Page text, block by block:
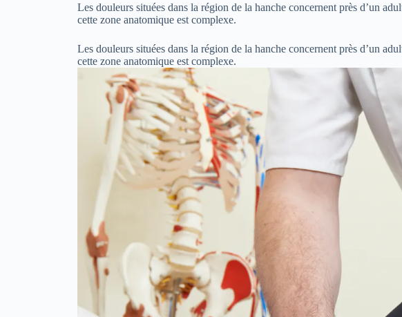
Les douleurs situées dans la région de la hanche concernent près d’un
cette zone anatomique est complexe.
Les douleurs situées dans la région de la hanche concernent près d’un
cette zone anatomique est complexe.